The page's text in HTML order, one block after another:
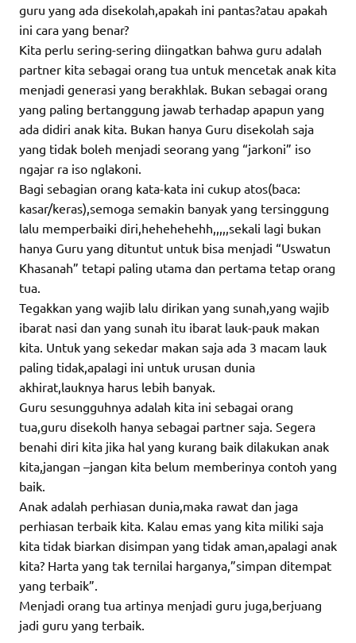
guru yang ada disekolah,apakah ini pantas?atau apakah
ini cara yang benar?
Kita perlu sering-sering diingatkan bahwa guru adalah
partner kita sebagai orang tua untuk mencetak anak kita
menjadi generasi yang berakhlak. Bukan sebagai orang
yang paling bertanggung jawab terhadap apapun yang
ada didiri anak kita. Bukan hanya Guru disekolah saja
yang tidak boleh menjadi seorang yang “jarkoni” iso
ngajar ra iso nglakoni.
Bagi sebagian orang kata-kata ini cukup atos(baca:
kasar/keras),semoga semakin banyak yang tersinggung
lalu memperbaiki diri,hehehehehh,,,,,sekali lagi bukan
hanya Guru yang dituntut untuk bisa menjadi “Uswatun
Khasanah” tetapi paling utama dan pertama tetap orang
tua.
Tegakkan yang wajib lalu dirikan yang sunah,yang wajib
ibarat nasi dan yang sunah itu ibarat lauk-pauk makan
kita. Untuk yang sekedar makan saja ada 3 macam lauk
paling tidak,apalagi ini untuk urusan dunia
akhirat,lauknya harus lebih banyak.
Guru sesungguhnya adalah kita ini sebagai orang
tua,guru disekolh hanya sebagai partner saja. Segera
benahi diri kita jika hal yang kurang baik dilakukan anak
kita,jangan –jangan kita belum memberinya contoh yang
baik.
Anak adalah perhiasan dunia,maka rawat dan jaga
perhiasan terbaik kita. Kalau emas yang kita miliki saja
kita tidak biarkan disimpan yang tidak aman,apalagi anak
kita? Harta yang tak ternilai harganya,”simpan ditempat
yang terbaik”.
Menjadi orang tua artinya menjadi guru juga,berjuang
jadi guru yang terbaik.